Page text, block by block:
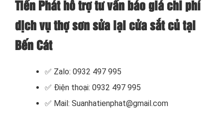
Tiến Phát hỗ trợ tư vấn báo giá chi phí
dịch vụ thợ sơn sửa lại cửa sắt củ tại
Bến Cát
✅ Zalo: 0932 497 995
✅ Điện thoại: 0932 497 995
✅ Mail: Suanhatienphat@gmail.com